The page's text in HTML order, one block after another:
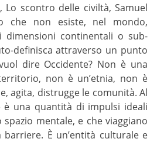
Lo scontro delle civiltà, Samuel
che non esiste, nel mondo,
dimensioni continentali o sub-
definisca attraverso un punto
dire Occidente? Non è una
non è un’etnia, non è
agita, distrugge le comunità. Al
è una quantità di impulsi ideali
mentale, e che viaggiano
barriere. È un’entità culturale e